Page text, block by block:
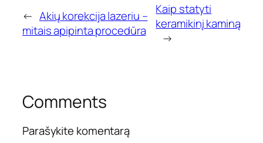
← Akių korekcija lazeriu –
mitais apipinta procedūra
Kaip statyti
keramikinį kaminą
→
Comments
Parašykite komentarą